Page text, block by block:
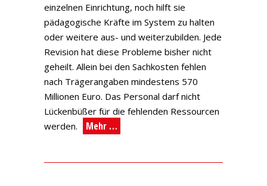
einzelnen Einrichtung, noch hilft sie
pädagogische Kräfte im System zu halten
oder weitere aus- und weiterzubilden. Jede
Revision hat diese Probleme bisher nicht
geheilt. Allein bei den Sachkosten fehlen
nach Trägerangaben mindestens 570
Millionen Euro. Das Personal darf nicht
Lückenbüßer für die fehlenden Ressourcen
werden.
Mehr …